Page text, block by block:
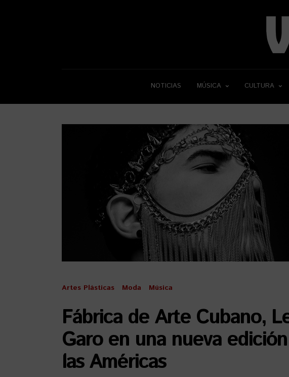
NOTICIAS MÚSICA CULTURA
Artes Plásticas Moda Música
Fábrica de Arte Cubano,
Garo en una nueva
las Américas